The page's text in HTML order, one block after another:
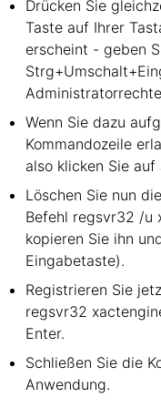
Drücken Sie
Taste auf Ihrer
erscheint - geben
Wenn Sie dazu
Kommandozeile
also klicken Sie auf
Löschen Sie nun
Befehl regsvr32 /u
kopieren Sie ihn
Eingabetaste).
Registrieren Sie
regsvr32
Enter.
Schließen Sie die
Anwendung.